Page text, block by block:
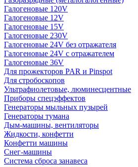
Галогеновые 120V
Галогеновые 12V
Галогеновые 15V
Галогеновые 230V
Галогеновые 24V без отражателя
Галогеновые 24V с отражателем
Галогеновые 36V
Для прожекторов PAR и Pinspot
Для стробоскопов
Ультрафиолетовые, люминесцентные
Приборы спецэффектов
Генераторы мыльных пузырей
Генераторы тумана
Дым-машины, вентиляторы
Жидкости, конфетти
Конфетти машины
Снег-машины
Система сброса занавеса